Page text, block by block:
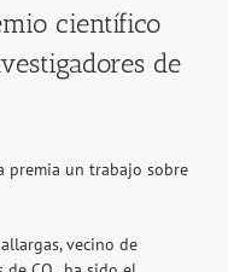
científico
de
premia un trabajo sobre
vecino de